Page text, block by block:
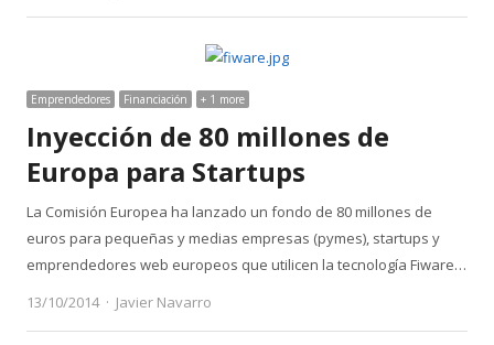
Emprendedores Financiación + 1 more
Inyección de 80 millones de
Europa para Startups
La Comisión Europea ha lanzado un fondo de 80 millones de
euros para pequeñas y medias empresas (pymes), startups y
emprendedores web europeos que utilicen la tecnología Fiware…
13/10/2014
Author
Javier Navarro